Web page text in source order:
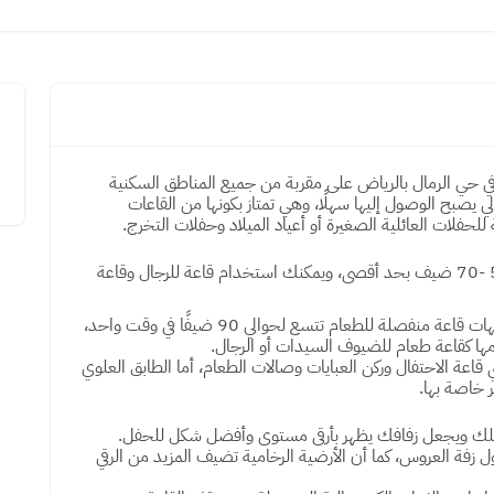
حي الرمال بالرياض على مقربة من جميع المناطق السكنية
يصبح الوصول إليها سهلًا، وهي تمتاز بكونها من القاعات
العائلية الصغيرة أو أعياد الميلاد وحفلات التخرج.
تسع كل قاعة 50 -70 ضيف بحد أقصى، ويمكنك استخدام قاعة للرجال وقاعة
كما تمتلك الشاليهات قاعة منفصلة للطعام تتسع لحوالي 90 ضيفًا في وقت واحد،
كقاعة طعام للضيوف السيدات أو الرجال.
الاحتفال وركن العبايات وصالات الطعام، أما الطابق العلوي
خاصة بها.
حفلك ويجعل زفافك يظهر بأرقى مستوى وأفضل شكل للحفل.
زفة العروس، كما أن الأرضية الرخامية تضيف المزيد من الرقي